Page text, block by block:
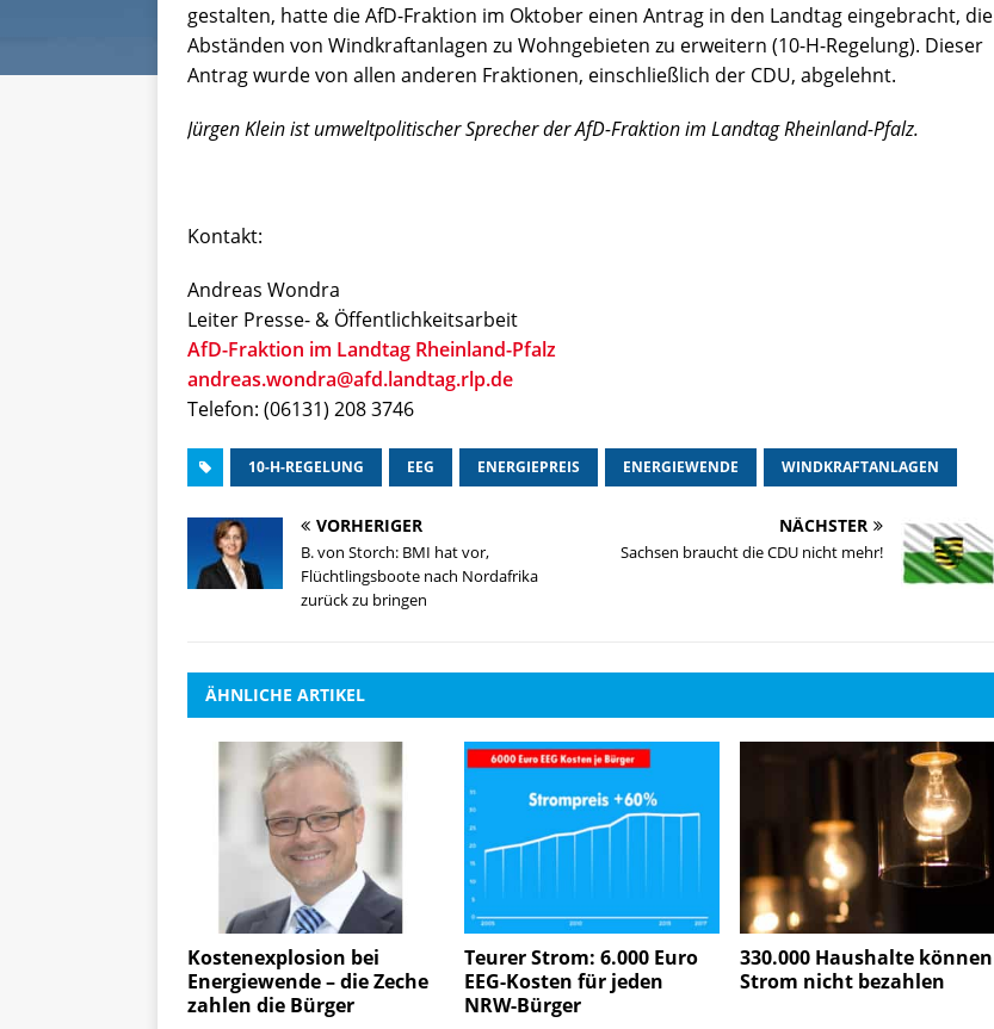
gestalten, hatte die AfD-Fraktion im Oktober einen Antrag in den Landtag eingebracht, die
Abständen von Windkraftanlagen zu Wohngebieten zu erweitern (10-H-Regelung). Dieser
Antrag wurde von allen anderen Fraktionen, einschließlich der CDU, abgelehnt.
Jürgen Klein ist umweltpolitischer Sprecher der AfD-Fraktion im Landtag Rheinland-Pfalz.
Kontakt:
Andreas Wondra
Leiter Presse- & Öffentlichkeitsarbeit
AfD-Fraktion im Landtag Rheinland-Pfalz
andreas.wondra@afd.landtag.rlp.de
Telefon: (06131) 208 3746
10-H-REGELUNG EEG ENERGIEPREIS ENERGIEWENDE WINDKRAFTANLAGEN
VORHERIGER
B. von Storch: BMI hat vor,
Flüchtlingsboote nach Nordafrika
zurück zu bringen
NÄCHSTER
Sachsen braucht die CDU nicht mehr!
ÄHNLICHE ARTIKEL
Kostenexplosion bei
Energiewende – die Zeche
zahlen die Bürger
Teurer Strom: 6.000 Euro
EEG-Kosten für jeden
NRW-Bürger
330.000 Haushalte können
Strom nicht bezahlen